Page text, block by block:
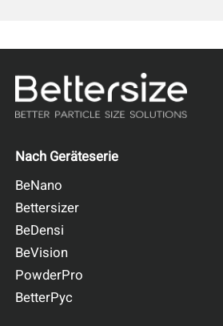
Nach Geräteserie
BeNano
Bettersizer
BeDensi
BeVision
PowderPro
BetterPyc